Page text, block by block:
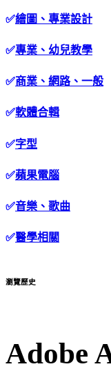
✅繪圖、專業設計
✅專業、幼兒教學
✅商業、網路、一般
✅軟體合輯
✅字型
✅蘋果電腦
✅音樂、歌曲
✅醫學相關
瀏覽歷史
Adobe